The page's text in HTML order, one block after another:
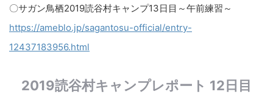
〇サガン鳥栖2019読谷村キャンプ13日目～午前練習～​
https://ameblo.jp/sagantosu-official/entry-
12437183956.html
2019読谷村キャンプレポート 12日目